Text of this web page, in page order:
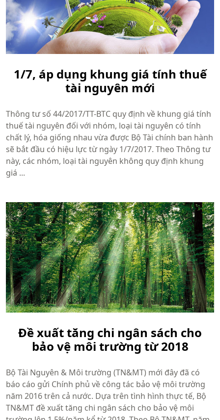
1/7, áp dụng khung giá tính thuế
tài nguyên mới
Thông tư số 44/2017/TT-BTC quy định về khung giá tính
thuế tài nguyên đối với nhóm, loại tài nguyên có tính
chất lý, hóa giống nhau vừa được Bộ Tài chính ban hành
sẽ bắt đầu có hiệu lực từ ngày 1/7/2017. Theo Thông tư
này, các nhóm, loại tài nguyên không quy định khung
giá ...
Đề xuất tăng chi ngân sách cho
bảo vệ môi trường từ 2018
Bộ Tài Nguyên & Môi trường (TN&MT) mới đây đã có
báo cáo gửi Chính phủ về công tác bảo vệ môi trường
năm 2016 trên cả nước. Dựa trên tình hình thực tế, Bộ
TN&MT đề xuất tăng chi ngân sách cho bảo vệ môi